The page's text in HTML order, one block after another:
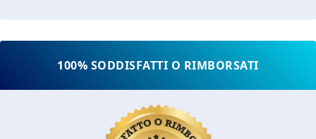
100% SODDISFATTI O RIMBORSATI